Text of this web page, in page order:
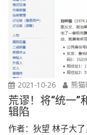
2021-10-26 熊猫
荒谬！将“统一”
辑陷
作者：狄望 林子大